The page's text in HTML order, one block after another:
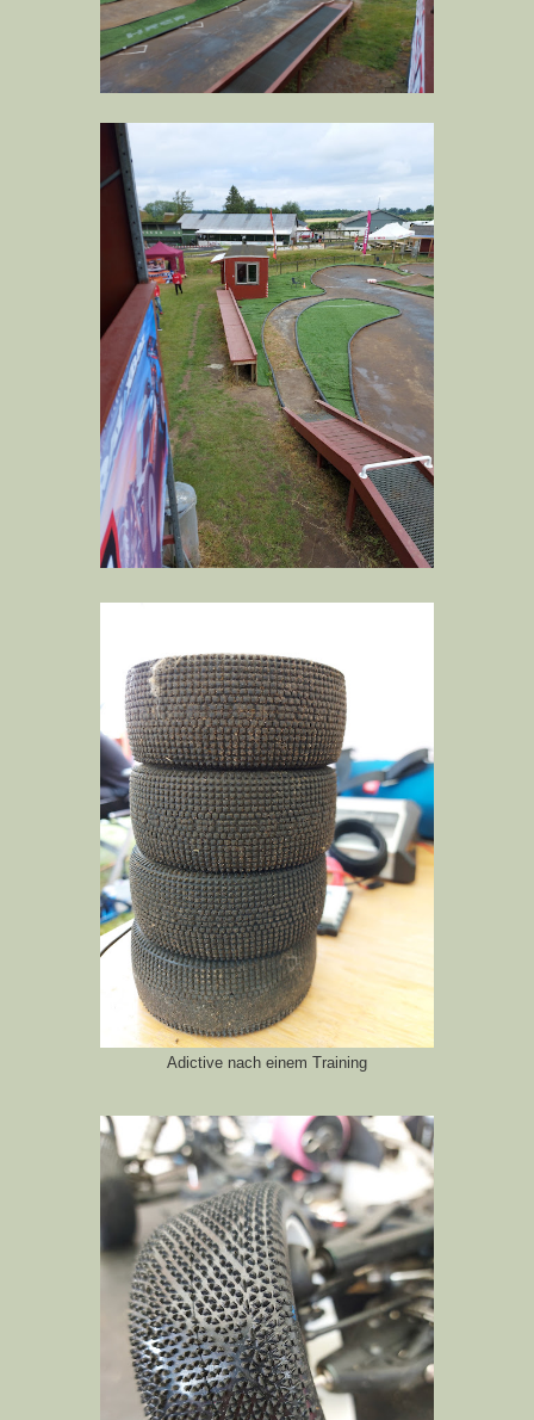
Adictive nach einem Training